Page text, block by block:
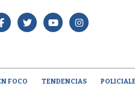
FOCO TENDENCIAS